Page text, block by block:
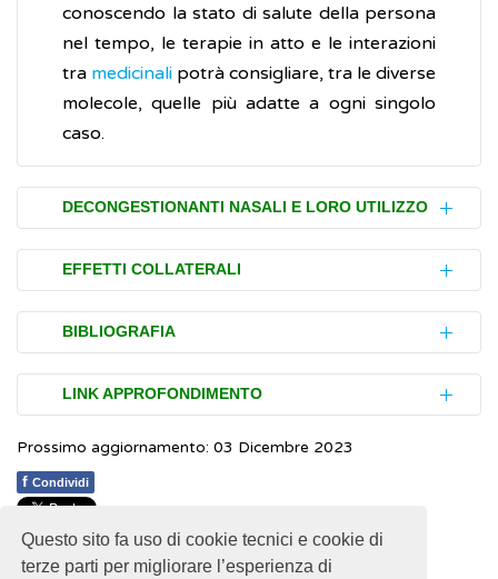
Questo sito fa uso di cookie tecnici e cookie di
terze parti per migliorare l’esperienza di
conoscendo la stato di salute della persona
nel tempo, le terapie in atto e le interazioni
tra medicinali potrà consigliare, tra le diverse
molecole, quelle più adatte a ogni singolo
caso.
DECONGESTIONANTI NASALI E LORO UTILIZZO
I farmaci decongestionanti nasali si possono
trovare sotto forma di:
spray nasali
compresse
sciroppi
polveri da sciogliere in acqua calda
Alcuni di questi prodotti possono
racchiudere, oltre ai principi attivi
decongestionanti, anche farmaci antipiretici
EFFETTI COLLATERALI
I farmaci decongestionanti nasali, di solito,
sono ben tollerati.
Gli effetti indesiderati (effetti collaterali),
laddove presenti, sono generalmente lievi,
transitori e cessano con la sospensione del
farmaco. Quelli più comuni includono:
sonnolenza
irritazione del naso
BIBLIOGRAFIA
NHS.Decongestants(Inglese)
LINK APPROFONDIMENTO
NHS.Pseudoephedrine (including Sudafed)
(Inglese)
Prossimo aggiornamento: 03 Dicembre 2023
f Condividi
1 1 1 1 1 Rating 2.33 (3 Votes)